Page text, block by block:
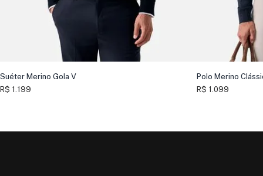
Suéter Merino Gola V
R$ 1.199
Polo Merino
R$ 1.099